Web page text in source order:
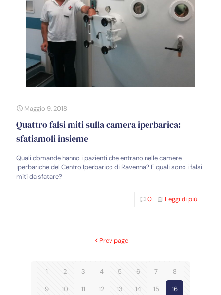
Maggio 9, 2018
Quattro falsi miti sulla camera iperbarica:
sfatiamoli insieme
Quali domande hanno i pazienti che entrano nelle camere
iperbariche del Centro Iperbarico di Ravenna? E quali sono i falsi
miti da sfatare?
0 Leggi di più
Prev page
1 2 3 4 5 6 7 8
9 10 11 12 13 14 15 16